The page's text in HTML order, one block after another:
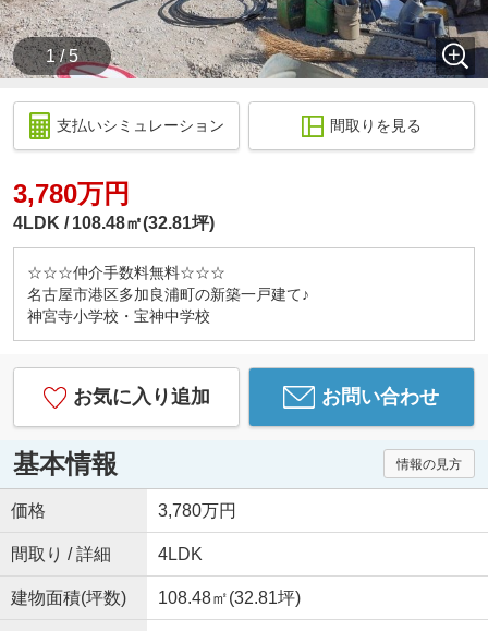
1 / 5
支払いシミュレーション 間取りを見る
3,780万円
4LDK 108.48㎡(32.81坪)
☆☆☆仲介手数料無料☆☆☆
名古屋市港区多加良浦町の新築一戸建て♪
神宮寺小学校・宝神中学校
お気に入り追加 お問い合わせ
基本情報 情報の見方
価格 3,780万円
間取り / 詳細 4LDK
建物面積(坪数) 108.48㎡(32.81坪)